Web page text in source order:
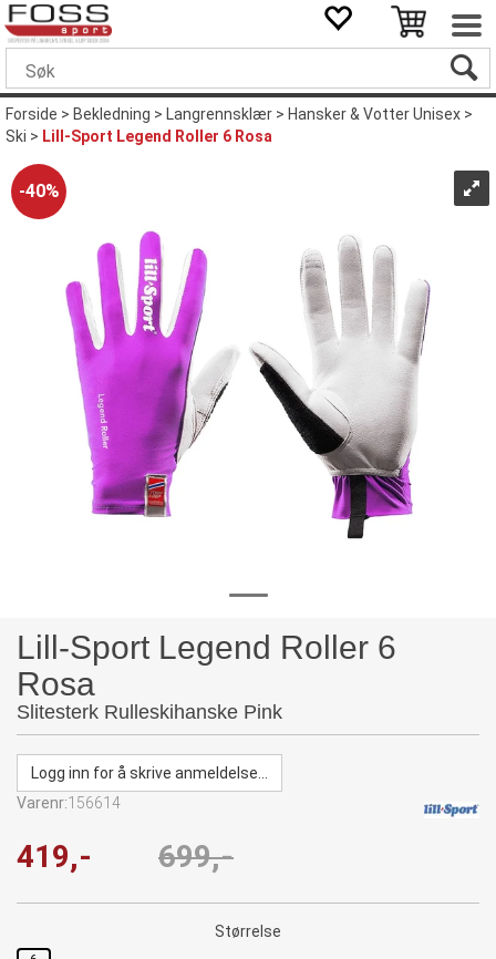
Forside>Bekledning>Langrennsklær>Hansker & Votter Unisex>
Ski> Lill-Sport Legend Roller 6 Rosa
40%
Lill-Sport Legend Roller 6
Rosa
Slitesterk Rulleskihanske Pink
Logg inn for å skrive anmeldelse...
Varenr:156614
419,- 699,-
Størrelse